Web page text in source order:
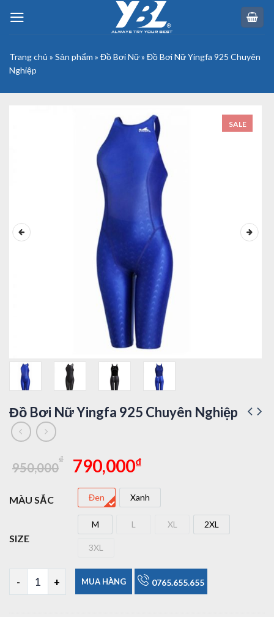
Trang chủ » Sản phẩm » Đồ Bơi Nữ» Đồ Bơi Nữ Yingfa 925 Chuyên
Nghiệp
SALE
Đồ Bơi Nữ Yingfa 925 Chuyên Nghiệp
950,000
₫
Giá
gốc
là:
950,000₫.
790,000₫
tại
là:
790,000₫.
MÀU SẮC ĐenĐen Xanh
Xanh
SIZE
M
M LL XLXL 2XL
2XL
3XL3XL
Đồ Bơi Nữ Yingfa 925 Chuyên Nghiệp số lượng
MUA HÀNG 0765.655.655